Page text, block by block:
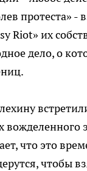
протеста» -
Riot» их
дело, о
вожделенного
что это
чтобы